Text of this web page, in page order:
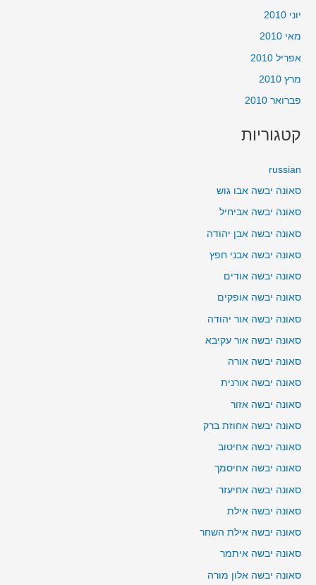
יוני 2010
מאי 2010
אפריל 2010
מרץ 2010
פברואר 2010
קטגוריות
russian
סאונה יבשה אבו גוש
סאונה יבשה אביחיל
סאונה יבשה אבן יהודה
סאונה יבשה אבני חפץ
סאונה יבשה אודים
סאונה יבשה אופקים
סאונה יבשה אור יהודה
סאונה יבשה אור עקיבא
סאונה יבשה אורה
סאונה יבשה אורנית
סאונה יבשה אזור
סאונה יבשה אחוזת ברק
סאונה יבשה אחיטוב
סאונה יבשה אחיסמך
סאונה יבשה אחיעזר
סאונה יבשה אילת
סאונה יבשה אילת השחר
סאונה יבשה איתמר
סאונה יבשה אלון מורה